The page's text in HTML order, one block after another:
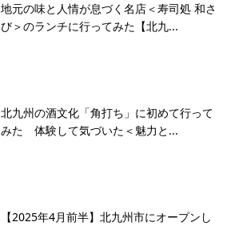
地元の味と人情が息づく名店＜寿司処 和さ
び＞のランチに行ってみた【北九...
北九州の酒文化「角打ち」に初めて行って
みた 体験して気づいた＜魅力と...
【2025年4月前半】北九州市にオープンし